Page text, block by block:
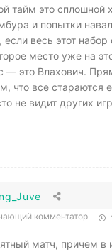
тайм это сплошной
и попытки
если весь этот набор
место уже на
— это Влахович.
что все стараются
не видит других
комментатор
матч, причем в